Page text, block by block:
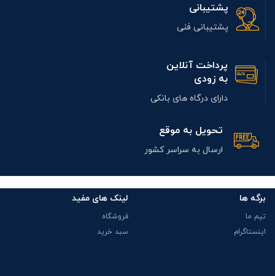
پشتیبانی
پشتیبانی فنی
پرداخت آنلاین
به زودی
دارای درگاه های بانکی
تحویل به موقع
ارسال به سراسر کشور
برگه ها
تیم ما
اینستاگرام
لینک های مفید
فروشگاه
سبد خرید